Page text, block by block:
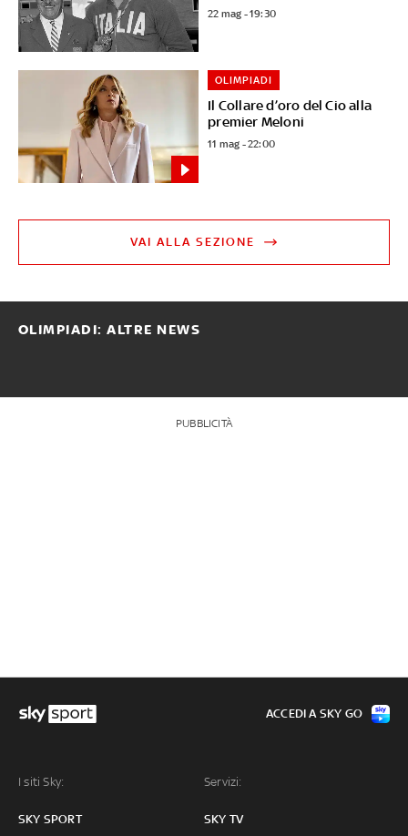
22 mag - 19:30
Il Collare d’oro del Cio alla
premier Meloni
OLIMPIADI
11 mag - 22:00
VAI ALLA SEZIONE
OLIMPIADI: ALTRE NEWS
PUBBLICITÀ
I siti Sky:
SKY SPORT
Servizi:
SKY TV
ACCEDI A SKY GO